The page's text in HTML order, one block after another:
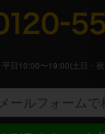
平日10:00〜19:00(土日・
メールフォームで